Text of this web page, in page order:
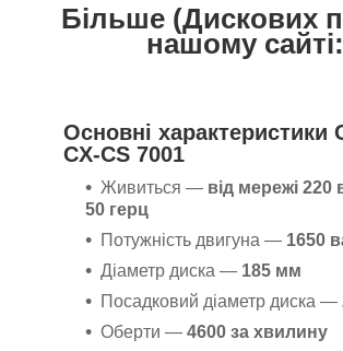
Основні характеристики
CX-CS 7001
Живиться — від мережі 220
50 герц
Потужність двигуна — 1650
Діаметр диска — 185 мм
Посадковий діаметр диска —
Оберти — 4600 за хвилину
Більше (Дискових
нашому сайті: